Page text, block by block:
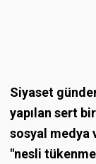
Siyaset
yapılan sert
sosyal medya
"nesli